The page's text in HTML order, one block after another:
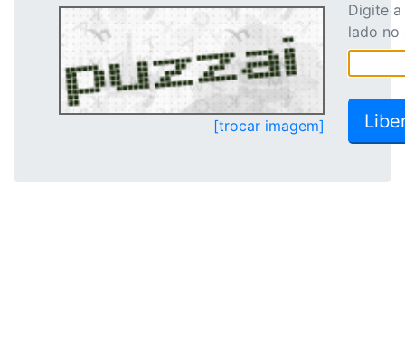
[trocar imagem]
Digite
lado no